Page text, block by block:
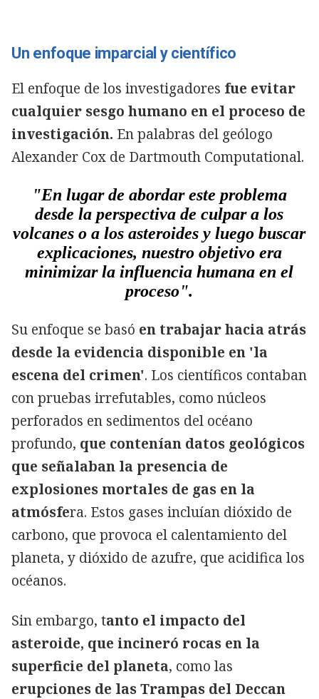
Un enfoque imparcial y científico
El enfoque de los investigadores fue evitar
cualquier sesgo humano en el proceso de
investigación. En palabras del geólogo
Alexander Cox de Dartmouth Computational.
"En lugar de abordar este problema
desde la perspectiva de culpar a los
volcanes o a los asteroides y luego buscar
explicaciones, nuestro objetivo era
minimizar la influencia humana en el
proceso".
Su enfoque se basó en trabajar hacia atrás
desde la evidencia disponible en 'la
escena del crimen'. Los científicos contaban
con pruebas irrefutables, como núcleos
perforados en sedimentos del océano
profundo, que contenían datos geológicos
que señalaban la presencia de
explosiones mortales de gas en la
atmósfera. Estos gases incluían dióxido de
carbono, que provoca el calentamiento del
planeta, y dióxido de azufre, que acidifica los
océanos.
Sin embargo, tanto el impacto del
asteroide, que incineró rocas en la
superficie del planeta, como las
erupciones de las Trampas del Deccan